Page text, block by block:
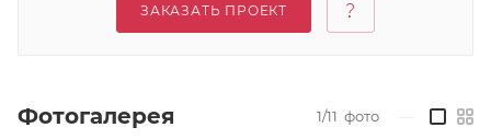
ЗАКАЗАТЬ ПРОЕКТ
Фотогалерея 1/11 фото